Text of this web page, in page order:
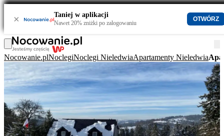
× Taniej w aplikacji
Nawet 20% zniżki po zalogowaniu
OTWÓRZ
Nocowanie.plNoclegiNoclegi NieledwiaApartamenty Nieledwia